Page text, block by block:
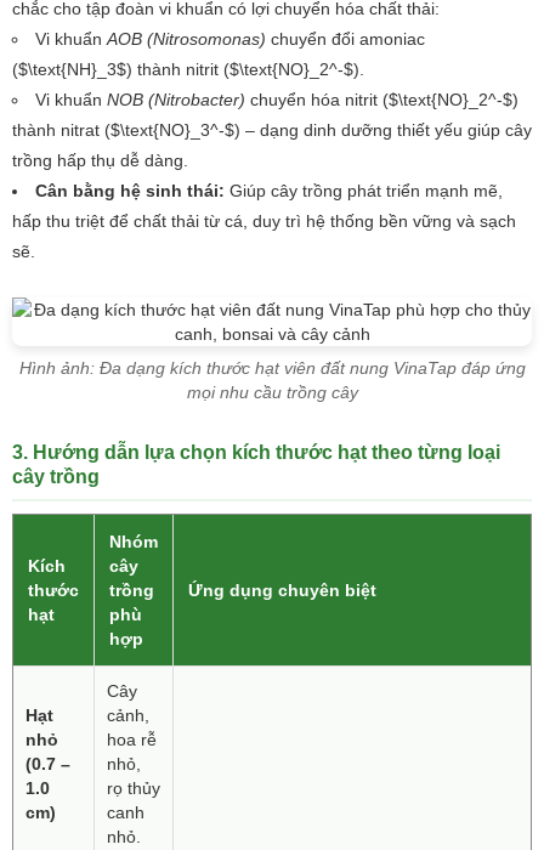
chắc cho tập đoàn vi khuẩn có lợi chuyển hóa chất thải:
Vi khuẩn AOB (Nitrosomonas) chuyển đổi amoniac
($\text{NH}_3$) thành nitrit ($\text{NO}_2^-$).
Vi khuẩn NOB (Nitrobacter) chuyển hóa nitrit ($\text{NO}_2^-$)
thành nitrat ($\text{NO}_3^-$) – dạng dinh dưỡng thiết yếu giúp cây
trồng hấp thụ dễ dàng.
Cân bằng hệ sinh thái: Giúp cây trồng phát triển mạnh mẽ,
hấp thu triệt để chất thải từ cá, duy trì hệ thống bền vững và sạch
sẽ.
Hình ảnh: Đa dạng kích thước hạt viên đất nung VinaTap đáp ứng
mọi nhu cầu trồng cây
3. Hướng dẫn lựa chọn kích thước hạt theo từng loại
cây trồng
Kích
thước
hạt
Nhóm
cây
trồng
phù
hợp
Ứng dụng chuyên biệt
Hạt
nhỏ
(0.7 –
1.0
cm)
Cây
cảnh,
hoa rễ
nhỏ,
rọ thủy
canh
nhỏ.